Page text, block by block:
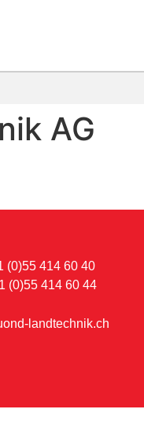
AG
(0)55 414 60 40
(0)55 414 60 44
landtechnik.ch